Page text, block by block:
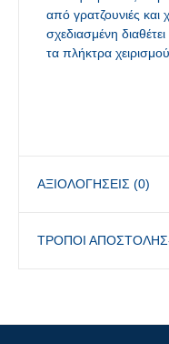
από γρατζουνιές
σχεδιασμένη
τα πλήκτρα χειρισμού.
ΑΞΙΟΛΟΓΉΣΕΙΣ (0)
ΤΡΟΠΟΙ